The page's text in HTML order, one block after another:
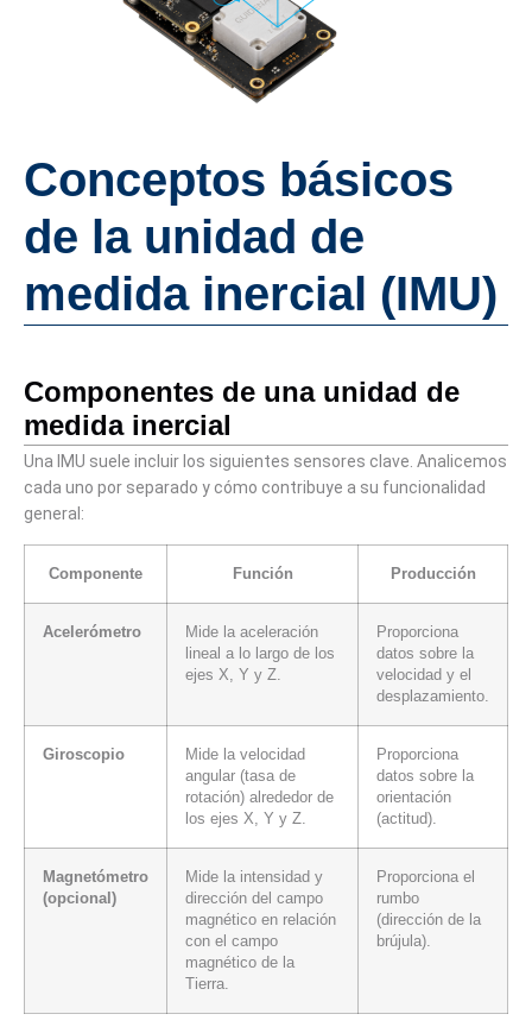
Conceptos básicos
de la unidad de
medida inercial (IMU)
Componentes de una unidad de
medida inercial
Una IMU suele incluir los siguientes sensores clave. Analicemos
cada uno por separado y cómo contribuye a su funcionalidad
general:
Componente Función Producción
Acelerómetro
Mide la aceleración
lineal a lo largo de los
ejes X, Y y Z.
Proporciona
datos sobre la
velocidad y el
desplazamiento.
Giroscopio
Mide la velocidad
angular (tasa de
rotación) alrededor de
los ejes X, Y y Z.
Proporciona
datos sobre la
orientación
(actitud).
Magnetómetro
(opcional)
Mide la intensidad y
dirección del campo
magnético en relación
con el campo
magnético de la
Tierra.
Proporciona el
rumbo
(dirección de la
brújula).